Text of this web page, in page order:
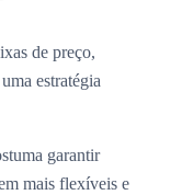
de preço,
estratégia
garantir
mais flexíveis e